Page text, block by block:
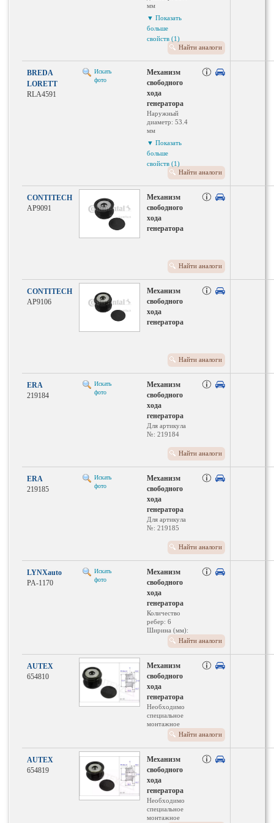
мм
Внутренний
диаметр: 17
Толщина: 39.2
мм мм
Количество
ребер: 6
▼ Показать
больше
свойств (1)
Найти аналоги
BREDA
LORETT
RLA4591
Искать
фото
Механизм
свободного
хода
генератора
Наружный
диаметр: 53.4
мм
Внутренний
диаметр: 17
Толщина: 43.5
мм мм
Количество
ребер: 6
▼ Показать
больше
свойств (1)
Найти аналоги
CONTITECH
AP9091
Механизм
свободного
хода
генератора
Найти аналоги
CONTITECH
AP9106
Механизм
свободного
хода
генератора
Найти аналоги
ERA
219184
Искать
фото
Механизм
свободного
хода
генератора
Для артикула
№: 219184
Найти аналоги
ERA
219185
Искать
фото
Механизм
свободного
хода
генератора
Для артикула
№: 219185
Найти аналоги
LYNXauto
PA-1170
Искать
фото
Механизм
свободного
хода
генератора
Количество
ребер: 6
Ширина (мм):
Диаметр 1/
диаметр 2:
53,4/17 мм
Найти аналоги
AUTEX
654810
Механизм
свободного
хода
генератора
Необходимо
специальное
монтажное
оборудование
Для номера
производителя:
920007
Найти аналоги
AUTEX
654819
Механизм
свободного
хода
генератора
Необходимо
специальное
монтажное